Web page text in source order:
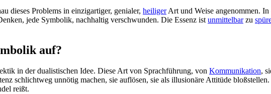
dieses Problems in einzigartiger, genialer, heiligerArt und Weise angenommen.
jede Symbolik, nachhaltig verschwunden. Die Essenz ist unmittelbarzu
auf?
in der dualistischen Idee. Diese Art von Sprachführung, von Kommunikation,
schlichtweg unnötig machen, sie auflösen, sie als illusionäre Attitüde
reißt.